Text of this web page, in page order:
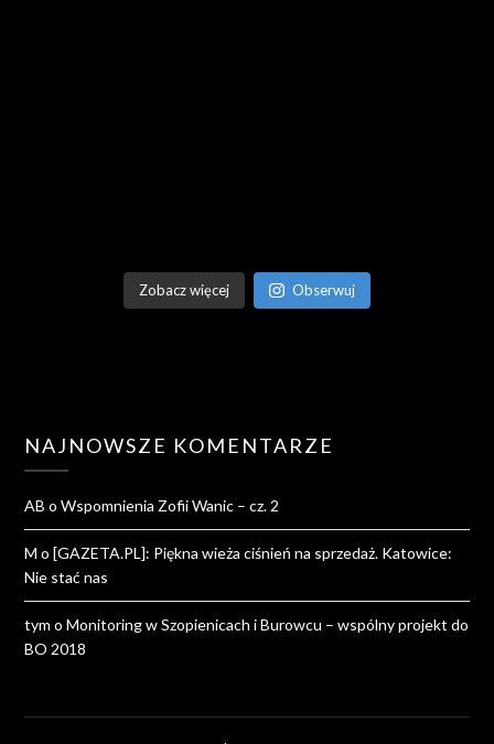
Zobacz więcej Obserwuj
NAJNOWSZE KOMENTARZE
AB oWspomnienia Zofii Wanic – cz. 2
M o[GAZETA.PL]: Piękna wieża ciśnień na sprzedaż. Katowice:
Nie stać nas
tym oMonitoring w Szopienicach i Burowcu – wspólny projekt do
BO 2018